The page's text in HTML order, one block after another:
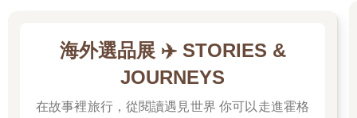
偏那兩個抓著我肩膀的男生手上卻絲毫不鬆，怎麼樣都無法掙
「這樣不是比較刺激好玩嗎？」姚淇樂不可支，「繼續玩吧。」
海外選品展 ✈️ STORIES &
JOURNEYS
在故事裡旅行，從閱讀遇見世界 你可以走進霍格